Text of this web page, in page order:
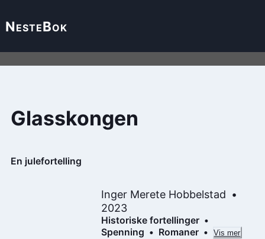
NesteBok
Glasskongen
En julefortelling
Inger Merete Hobbelstad
2023
Historiske fortellinger
Spenning
Romaner Vis mer